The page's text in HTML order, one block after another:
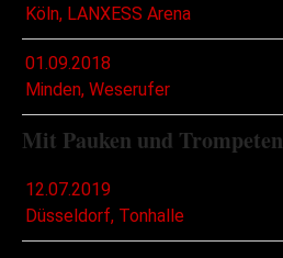
Köln, LANXESS Arena
01.09.2018
Minden, Weserufer
Mit Pauken und Trompeten
12.07.2019
Düsseldorf, Tonhalle